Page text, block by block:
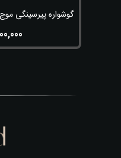
گوشواره پیرسینگی